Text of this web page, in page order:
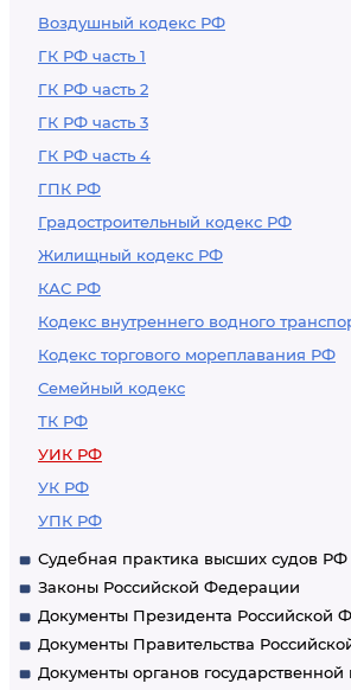
Воздушный кодекс РФ
ГК РФ часть 1
ГК РФ часть 2
ГК РФ часть 3
ГК РФ часть 4
ГПК РФ
Градостроительный кодекс РФ
Жилищный кодекс РФ
КАС РФ
Кодекс внутреннего водного
Кодекс торгового мореплавания РФ
Семейный кодекс
ТК РФ
УИК РФ
УК РФ
УПК РФ
Судебная практика высших судов РФ
Законы Российской Федерации
Документы Президента Российской
Документы Правительства
Документы органов